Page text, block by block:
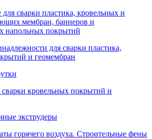
сварки пластика, кровельных и
мембран, баннеров и
напольных покрытий
для сварки пластика,
и геомембран
кровельных покрытий и
экструдеры
горячего воздуха. Строительные фены